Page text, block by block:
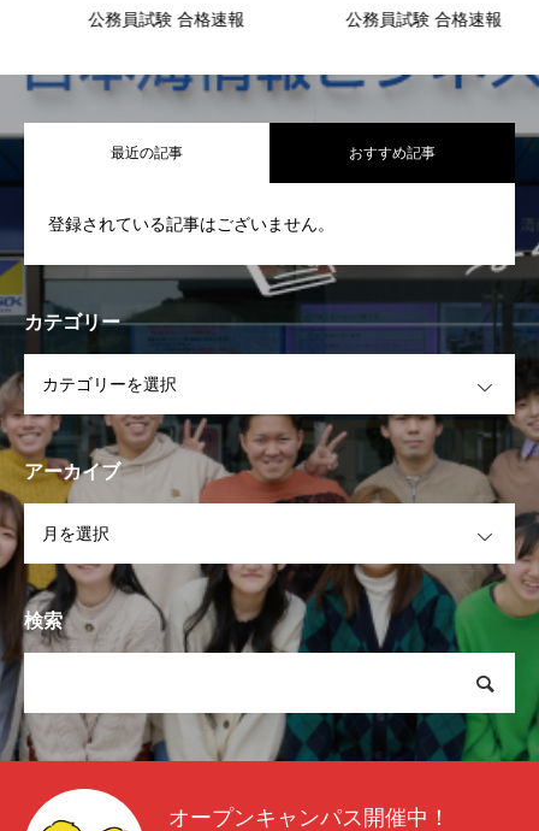
公務員試験 合格速報 公務員試験 合格速報
最近の記事 おすすめ記事
登録されている記事はございません。
カテゴリー
アーカイブ
検索
オープンキャンパス開催中！